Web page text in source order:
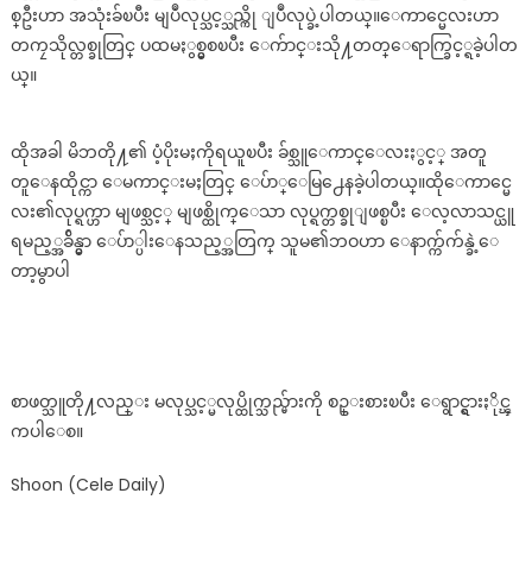
ကာ
နေအိမ်
မှ
ပြီး
ချစ်သူ
ကောင်
လေး
နှင့်
စည်းစိမ်
စ္ဦးဟာ အသုံးခ်ၿပီး မျပဳလုပ္သင့္သည္ကို ျပဳလုပ္ခဲ့ပါတယ္။ေကာင္မေလးဟာ
တကၠသိုလ္တစ္ခုတြင္ ပထမႏွစ္မွစၿပီး ေက်ာင္းသို႔တတ္ေရာက္ခြင့္ရခဲ့ပါတ
ယ္။
ထိုအခါ မိဘတို႔၏ ပံ့ပိုးမႈကိုရယူၿပီး ခ်စ္သူေကာင္ေလးႏွင့္ အတူ
တူေနထိုင္ကာ ေမကာင္းမႈတြင္ ေပ်ာ္ေမြ႕ေနခဲ့ပါတယ္။ထိုေကာင္မေ
လး၏လုပ္ရက္ဟာ မျဖစ္သင့္ မျဖစ္ထိုက္ေသာ လုပ္ရက္တစ္ခုျဖစ္ၿပီး ေလ့လာသင္ယူ
ရမည့္အခ်ိန္မွာ ေပ်ာ္ပါးေနသည့္အတြက္ သူမ၏ဘဝဟာ ေနာက္က်က်န္ခဲ့ေ
တာ့မွာပါ
စာဖတ္သူတို႔လည္း မလုပ္သင့္မလုပ္ထိုက္သည္မ်ားကို စဥ္းစားၿပီး ေရွာင္ရွားႏိုင္ၾ
ကပါေစ။
Shoon (Cele Daily)